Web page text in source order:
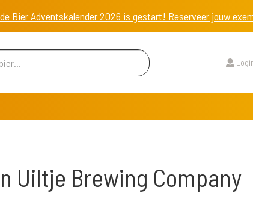
Bier Adventskalender 2026 is gestart! Reserveer jouw
Uiltje Brewing Company